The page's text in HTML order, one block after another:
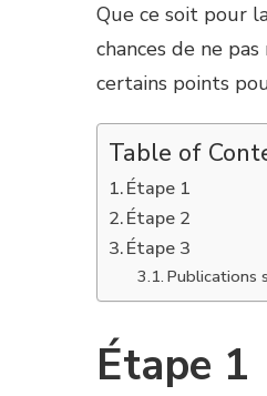
Que ce soit pour
chances de ne
certains points
Table of
Étape 1
Étape 2
Étape 3
Publications
Étape 1